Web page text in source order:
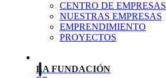
CENTRO DE EMPRESAS
NUESTRAS EMPRESAS
EMPRENDIMIENTO
PROYECTOS
LA FUNDACIÓN